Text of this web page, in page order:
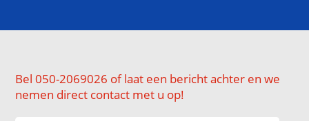
Bel 050-2069026 of laat een bericht achter en we
nemen direct contact met u op!